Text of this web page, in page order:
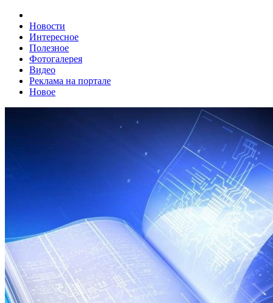
Новости
Интересное
Полезное
Фотогалерея
Видео
Реклама на портале
Новое